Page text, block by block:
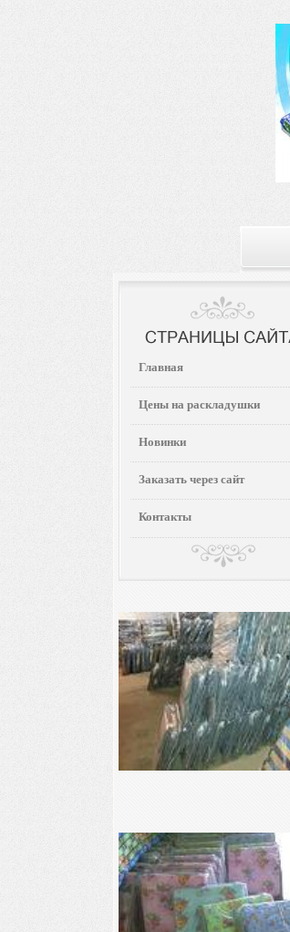
Главная
Цены на раскладушки
Новинки
Заказать через сайт
Контакты